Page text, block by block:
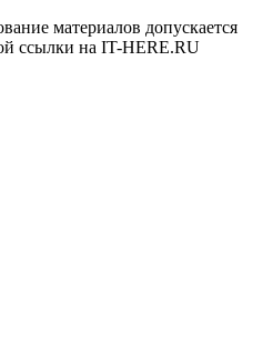
материалов допускается
ссылки на IT-HERE.RU